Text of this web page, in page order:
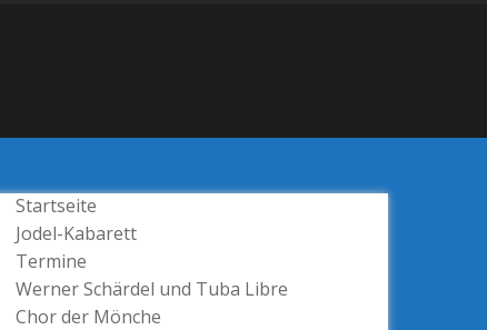
Startseite
Jodel-Kabarett
Termine
Werner Schärdel und Tuba Libre
Chor der Mönche